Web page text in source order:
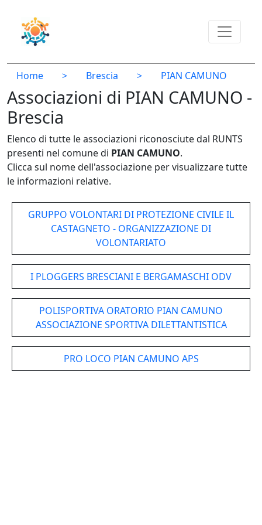
Home > Brescia > PIAN CAMUNO
Associazioni di PIAN CAMUNO -
Brescia
Elenco di tutte le associazioni riconosciute dal RUNTS
presenti nel comune di PIAN CAMUNO.
Clicca sul nome dell'associazione per visualizzare tutte
le informazioni relative.
GRUPPO VOLONTARI DI PROTEZIONE CIVILE IL
CASTAGNETO - ORGANIZZAZIONE DI
VOLONTARIATO
I PLOGGERS BRESCIANI E BERGAMASCHI ODV
POLISPORTIVA ORATORIO PIAN CAMUNO
ASSOCIAZIONE SPORTIVA DILETTANTISTICA
PRO LOCO PIAN CAMUNO APS